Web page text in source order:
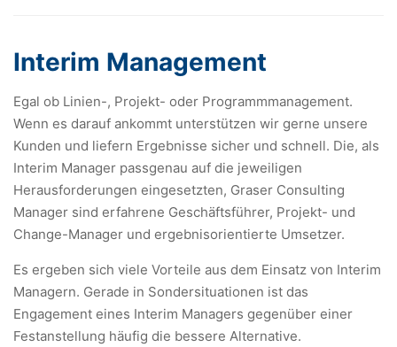
Interim Management
Egal ob Linien-, Projekt- oder Programmmanagement.
Wenn es darauf ankommt unterstützen wir gerne unsere
Kunden und liefern Ergebnisse sicher und schnell. Die, als
Interim Manager passgenau auf die jeweiligen
Herausforderungen eingesetzten, Graser Consulting
Manager sind erfahrene Geschäftsführer, Projekt- und
Change-Manager und ergebnisorientierte Umsetzer.
Es ergeben sich viele Vorteile aus dem Einsatz von Interim
Managern. Gerade in Sondersituationen ist das
Engagement eines Interim Managers gegenüber einer
Festanstellung häufig die bessere Alternative.